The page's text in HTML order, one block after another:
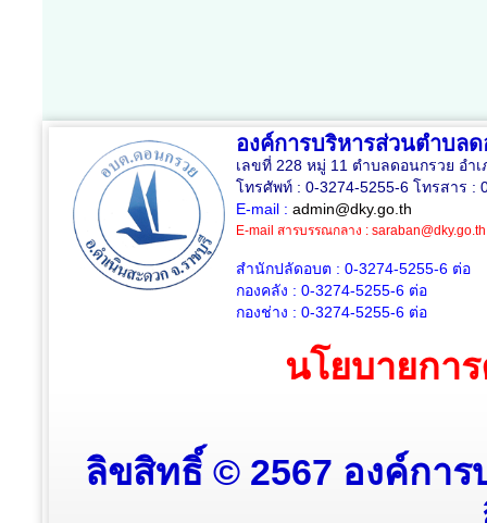
องค์การบริหารส่วนตำบล
เลขที่ 228 หมู่ 11 ตำบลดอนกรวย อำ
โทรศัพท์ : 0-3274-5255-6 โทรสาร :
E-mail : admin@dky.go.th
E-mail สารบรรณกลาง : saraban@dky.go.th
สำนักปลัดอบต : 0-3274-5255-6ต่อ
กองคลัง : 0-3274-5255-6ต่อ
กองช่าง : 0-3274-5255-6ต่อ
นโยบายกา
ลิขสิทธิ์ © 2567 องค์กา